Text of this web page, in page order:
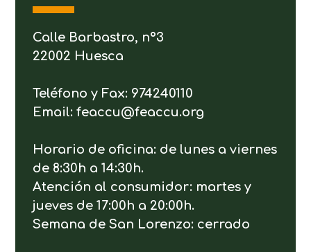
Calle Barbastro, nº3
22002 Huesca
Teléfono y Fax: 974240110
Email: feaccu@feaccu.org
Horario de oficina: de lunes a viernes
de 8:30h a 14:30h.
Atención al consumidor: martes y
jueves de 17:00h a 20:00h.
Semana de San Lorenzo: cerrado